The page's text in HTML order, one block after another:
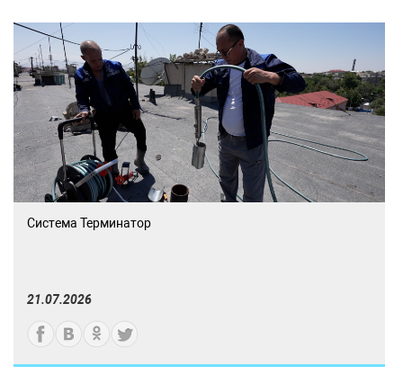
Система Терминатор
21.07.2026